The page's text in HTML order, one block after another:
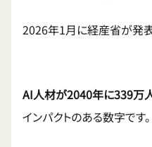
2026年1月に経産省が発表
AI人材が2040年に339万
インパクトのある数字です。